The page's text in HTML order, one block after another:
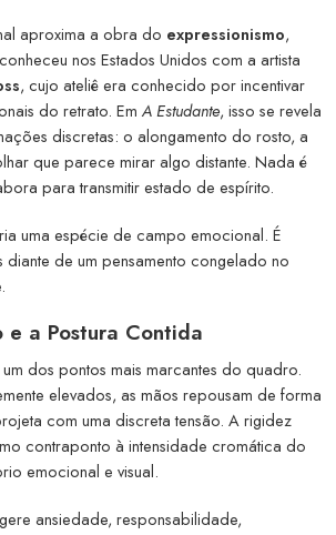
aproxima a obra do expressionismo,
nos Estados Unidos com a artista
, cujo ateliê era conhecido por incentivar
do retrato. Em A Estudante, isso se revela
discretas: o alongamento do rosto, a
que parece mirar algo distante. Nada é
para transmitir estado de espírito.
uma espécie de campo emocional. É
diante de um pensamento congelado no
a Postura Contida
dos pontos mais marcantes do quadro.
elevados, as mãos repousam de forma
com uma discreta tensão. A rigidez
contraponto à intensidade cromática do
emocional e visual.
ansiedade, responsabilidade,